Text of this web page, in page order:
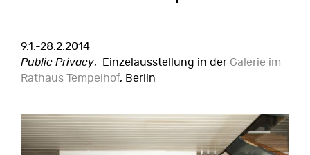
9.1.-28.2.2014
Public Privacy, Einzelausstellung in der Galerie im
Rathaus Tempelhof, Berlin